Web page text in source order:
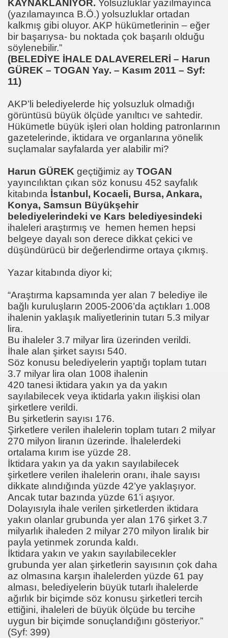
KAYNAKLANIYOR. Yolsuzluklar yazılmayınca
(yazılamayınca B.Ö.) yolsuzluklar ortadan
kalkmış gibi oluyor. AKP hükümetlerinin – eğer
bir başarıysa- bu noktada çok başarılı olduğu
söylenebilir.”
(BELEDİYE İHALE DALAVERELERİ – Harun
GÜREK – TOGAN Yay. – Kasım 2011 – Syf:
11)
AKP’li belediyelerde hiç yolsuzluk olmadığı
görüntüsü büyük ölçüde yanıltıcı ve sahtedir.
Hükümetle büyük işleri olan holding patronlarının
gazetelerinde, iktidara ve organlarına yönelik
suçlamalar sayfalarda yer alabilir mi?
Harun GÜREK geçtiğimiz ay TOGAN
yayıncılıktan çıkan söz konusu 452 sayfalık
kitabında İstanbul, Kocaeli, Bursa, Ankara,
Konya, Samsun Büyükşehir
belediyelerindeki ve Kars belediyesindeki
ihaleleri araştırmış ve hemen hemen hepsi
belgeye dayalı son derece dikkat çekici ve
düşündürücü bir değerlendirme ortaya çıkmış.
Yazar kitabında diyor ki;
“Araştırma kapsamında yer alan 7 belediye ile
bağlı kuruluşların 2005-2006’da açtıkları 1.008
ihalenin yaklaşık maliyetlerinin tutarı 5.3 milyar
lira.
Bu ihaleler 3.7 milyar lira üzerinden verildi.
İhale alan şirket sayısı 540.
Söz konusu belediyelerin yaptığı toplam tutarı
3.7 milyar lira olan 1008 ihalenin
420 tanesi iktidara yakın ya da yakın
sayılabilecek veya iktidarla yakın ilişkisi olan
şirketlere verildi.
Bu şirketlerin sayısı 176.
Şirketlere verilen ihalelerin toplam tutarı 2 milyar
270 milyon liranın üzerinde. İhalelerdeki
ortalama kırım ise yüzde 28.
İktidara yakın ya da yakın sayılabilecek
şirketlere verilen ihalelerin oranı, ihale sayısı
dikkate alındığında yüzde 42’ye yaklaşıyor.
Ancak tutar bazında yüzde 61’i aşıyor.
Dolayısıyla ihale verilen şirketlerden iktidara
yakın olanlar grubunda yer alan 176 şirket 3.7
milyarlık ihaleden 2 milyar 270 milyon liralık bir
payla yetinmek zorunda kaldı.
İktidara yakın ve yakın sayılabilecekler
grubunda yer alan şirketlerin sayısının çok daha
az olmasına karşın ihalelerden yüzde 61 pay
alması, belediyelerin büyük tutarlı ihalelerde
ağırlık bir biçimde söz konusu şirketleri tercih
ettiğini, ihaleleri de büyük ölçüde bu tercihe
uygun bir biçimde sonuçlandığını gösteriyor.”
(Syf: 399)
Klimada Devrim
SERVİS ARAÇ YAŞ TŞK MESAJIMIZ
Yaptığım Konuşma
Not Ettikleri
YE CEVABI